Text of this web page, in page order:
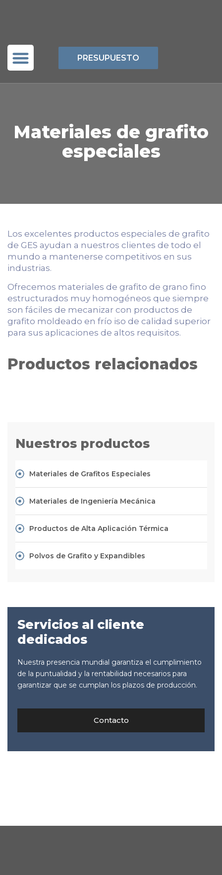
PRESUPUESTO
Materiales de grafito
especiales
Nuestros productos
Materiales de Grafitos Especiales
Materiales de Ingeniería Mecánica
Productos de Alta Aplicación Térmica
Polvos de Grafito y Expandibles
Servicios al cliente
dedicados
Nuestra presencia mundial garantiza el cumplimiento
de la puntualidad y la rentabilidad necesarios para
garantizar que se cumplan los plazos de producción.
Contacto
Los excelentes productos especiales de grafito
de GES ayudan a nuestros clientes de todo el
mundo a mantenerse competitivos en sus
industrias.
Ofrecemos materiales de grafito de grano fino
estructurados muy homogéneos que siempre
son fáciles de mecanizar con productos de
grafito moldeado en frío iso de calidad superior
para sus aplicaciones de altos requisitos.
Productos relacionados